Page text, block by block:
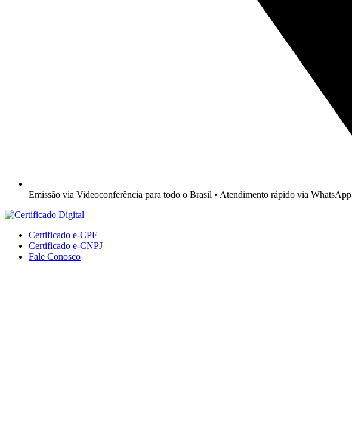
Emissão via Videoconferência para todo o Brasil • Atendimento rápido via WhatsApp
Certificado e-CPF
Certificado e-CNPJ
Fale Conosco